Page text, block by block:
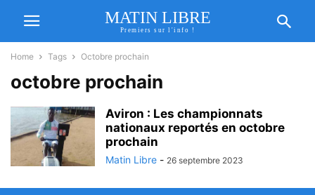
MATIN LIBRE
Premiers sur l'info !
Home Tags Octobre prochain
octobre prochain
Aviron : Les championnats
nationaux reportés en octobre
prochain
Matin Libre - 26 septembre 2023